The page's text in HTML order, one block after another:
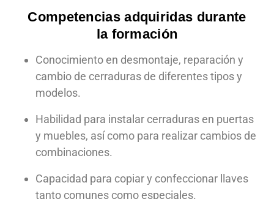
Competencias adquiridas durante
la formación
Conocimiento en desmontaje, reparación y
cambio de cerraduras de diferentes tipos y
modelos.
Habilidad para instalar cerraduras en puertas
y muebles, así como para realizar cambios de
combinaciones.
Capacidad para copiar y confeccionar llaves
tanto comunes como especiales.